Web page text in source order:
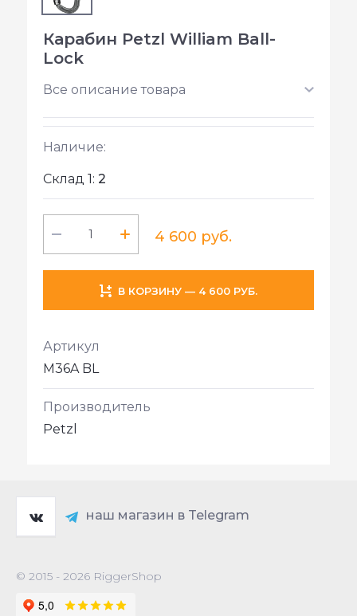
Карабин Petzl William Ball-
Lock
Все описание товара
Наличие:
Склад 1: 2
4 600 руб.
В КОРЗИНУ — 4 600 РУБ.
Артикул
M36A BL
Производитель
Petzl
наш магазин в Telegram
© 2015 - 2026 RiggerShop